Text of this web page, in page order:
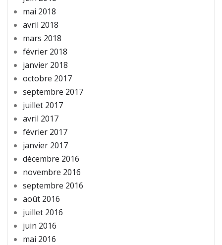
mai 2018
avril 2018
mars 2018
février 2018
janvier 2018
octobre 2017
septembre 2017
juillet 2017
avril 2017
février 2017
janvier 2017
décembre 2016
novembre 2016
septembre 2016
août 2016
juillet 2016
juin 2016
mai 2016